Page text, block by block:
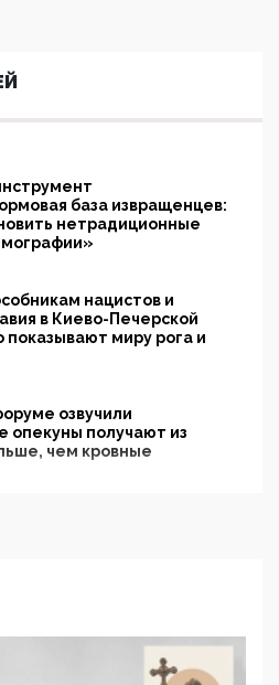
база извращенцев:
нетрадиционные
нацистов и
в Киево-Печерской
показывают миру рога и
озвучили
получают из
чем кровные
в России, но
определять